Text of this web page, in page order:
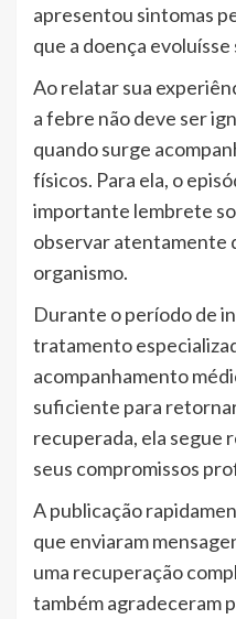
apresentou sintomas
que a doença
Ao relatar sua
a febre não deve ser
quando surge
físicos. Para ela, o
importante lembrete
observar atentamente
organismo.
Durante o período de
tratamento
acompanhamento
suficiente para
recuperada, ela segue
seus compromissos
A publicação
que enviaram
uma recuperação
também agradeceram